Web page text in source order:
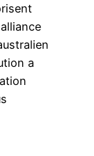
a